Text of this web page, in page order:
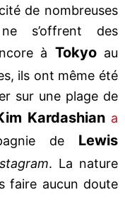
de nombreuses
s’offrent des
à Tokyoau
ils ont même été
sur une plage de
Kardashian a
de Lewis
. La nature
faire aucun doute